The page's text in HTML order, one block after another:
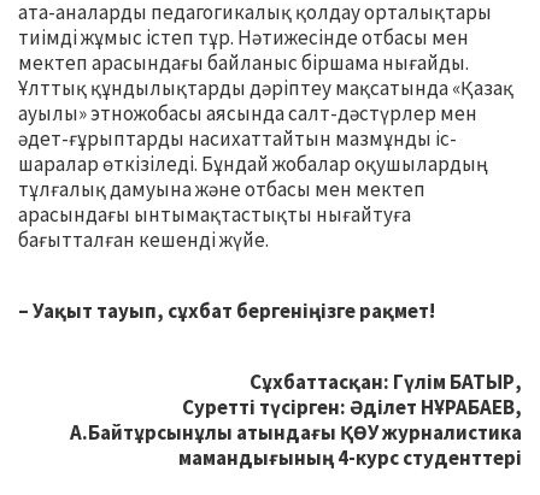
ата-аналарды педагогикалық қолдау орталықтары
тиімді жұмыс істеп тұр. Нәтижесінде отбасы мен
мектеп арасындағы байланыс біршама нығайды.
Ұлттық құндылықтарды дәріптеу мақсатында «Қазақ
ауылы» этножобасы аясында салт-дәстүрлер мен
әдет-ғұрыптарды насихаттайтын мазмұнды іс-
шаралар өткізіледі. Бұндай жобалар оқушылардың
тұлғалық дамуына және отбасы мен мектеп
арасындағы ынтымақтастықты нығайтуға
бағытталған кешенді жүйе.
– Уақыт тауып, сұхбат бергеніңізге рақмет!
Сұхбаттасқан: Гүлім БАТЫР,
Суретті түсірген: Әділет НҰРАБАЕВ,
А.Байтұрсынұлы атындағы ҚӨУ журналистика
мамандығының 4-курс студенттері